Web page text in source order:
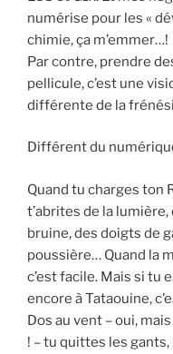
numérise pour les «
chimie, ça m’emmer…!
Par contre, prendre
pellicule, c’est une
différente de la
Différent du
Quand tu charges ton
t’abrites de la
bruine, des doigts de
poussière… Quand la
c’est facile. Mais si tu
encore à Tataouine,
Dos au vent – oui,
! – tu quittes les